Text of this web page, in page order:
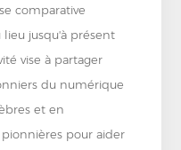
comparative
lieu jusqu'à présent
vise à partager
du numérique
et en
pour aider